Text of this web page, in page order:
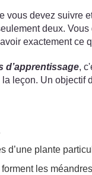
vous devez
deux.
exactement ce
d’apprentissage,
leçon. Un objectif
d’une plante
les